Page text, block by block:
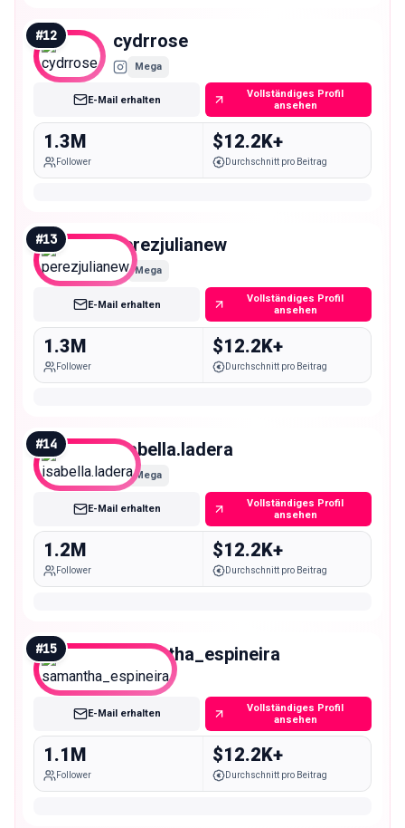
#12 cydrrose
Mega
E-Mail erhalten
Vollständiges Profil
ansehen
1.3M
Follower
$12.2K+
Durchschnitt pro Beitrag
#13 perezjulianew
Mega
E-Mail erhalten
Vollständiges Profil
ansehen
1.3M
Follower
$12.2K+
Durchschnitt pro Beitrag
#14 isabella.ladera
Mega
E-Mail erhalten
Vollständiges Profil
ansehen
1.2M
Follower
$12.2K+
Durchschnitt pro Beitrag
#15 samantha_espineira
Mega
E-Mail erhalten
Vollständiges Profil
ansehen
1.1M
Follower
$12.2K+
Durchschnitt pro Beitrag